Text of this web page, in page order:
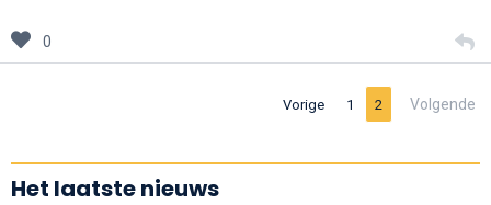
0
Vorige 1 2 Volgende
Het laatste nieuws